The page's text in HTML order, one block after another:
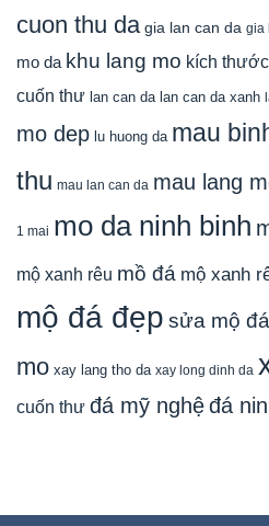
cuon thu da gia lan can da gia
mo da khu lang mo kích
cuốn thư lan can da lan can da xanh
mo dep lu huong da mau
thu mau lan can da mau lang
1 mai mo da ninh binh
mộ xanh rêu mồ đá mộ xanh
mộ đá đẹp sửa mộ đá
mo xay lang tho da xay long dinh da
cuốn thư đá mỹ nghệđá